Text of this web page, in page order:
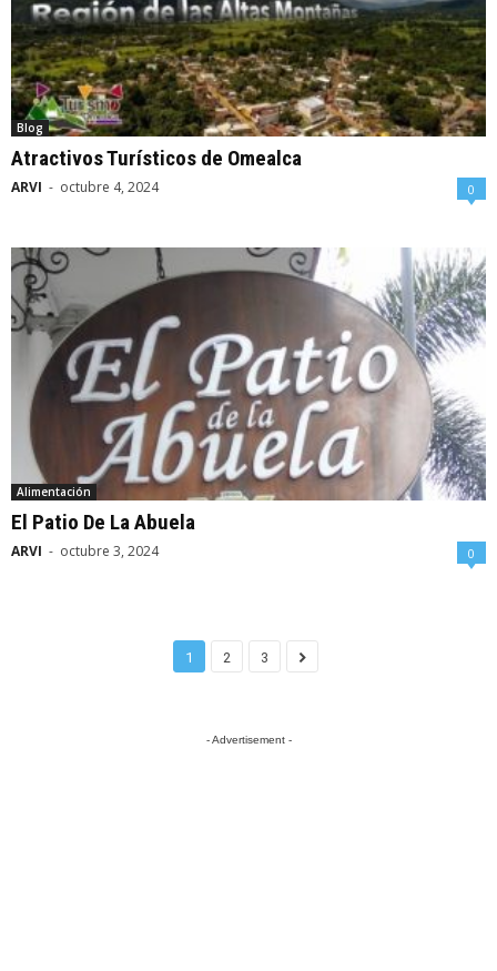
Blog
Atractivos Turísticos de Omealca
ARVI - octubre 4, 2024 0
Alimentación
El Patio De La Abuela
ARVI - octubre 3, 2024 0
1 2 3
- Advertisement -